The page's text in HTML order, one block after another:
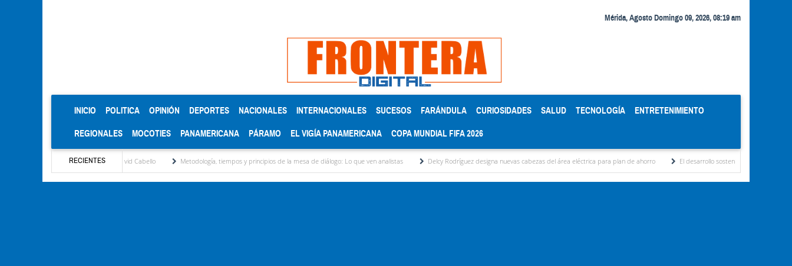
Mérida, Agosto Domingo 09, 2026, 08:19 am
INICIO (CURRENT)
POLITICA OPINIÓN DEPORTES NACIONALES INTERNACIONALES SUCESOS FARÁNDULA CURIOSIDADES SALUD TECNOLOGÍA ENTRETENIMIENTO
REGIONALES MOCOTIES PANAMERICANA PÁRAMO EL VIGÍA PANAMERICANA COPA MUNDIAL FIFA 2026
RECIENTES
encabezado por José David Cabello Metodología, tiempos y principios de la mesa de diálogo: Lo que ven analistas Delcy Rodríguez designa nuevas cabezas del área eléctrica para plan de ahorro El desarrollo sostenible en el pensamiento de Alberto